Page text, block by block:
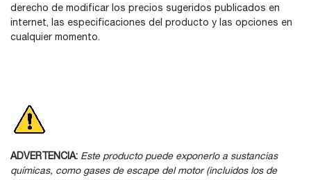
derecho de modificar los precios sugeridos publicados en
internet, las especificaciones del producto y las opciones en
cualquier momento.
ADVERTENCIA: Este producto puede exponerlo a sustancias
químicas, como gases de escape del motor (incluidos los de